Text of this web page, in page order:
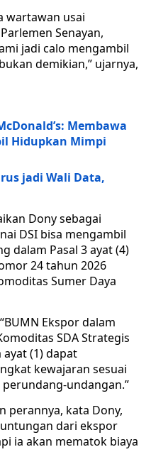
wartawan usai
Senayan,
jadi calo mengambil
demikian,” ujarnya,
Membawa
Hidupkan Mimpi
jadi Wali Data,
Dony sebagai
DSI bisa mengambil
dalam Pasal 3 ayat (4)
24 tahun 2026
Sumer Daya
Ekspor dalam
SDA Strategis
(1) dapat
kewajaran sesuai
undangan.”
perannya, kata Dony,
dari ekspor
ia akan mematok biaya